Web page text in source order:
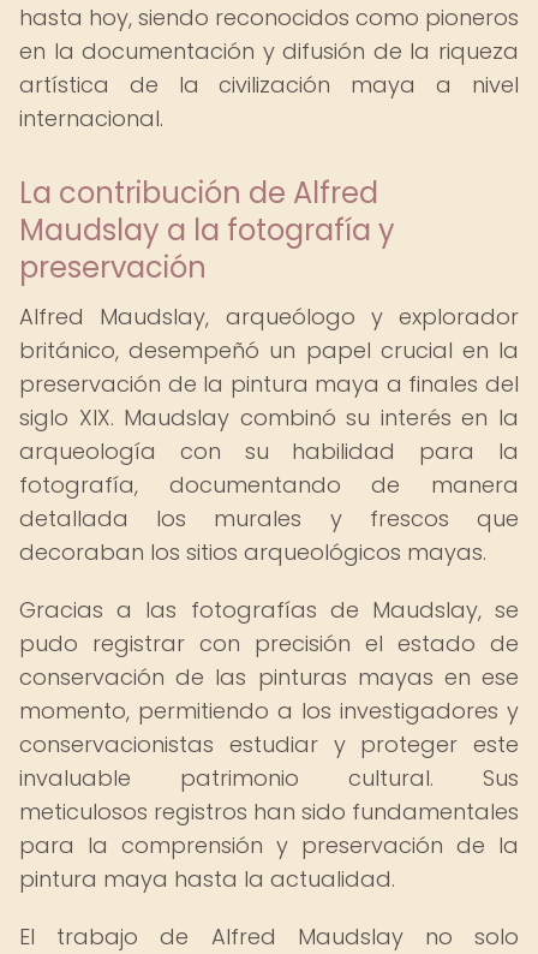
hasta hoy, siendo reconocidos como pioneros
en la documentación y difusión de la riqueza
artística de la civilización maya a nivel
internacional.
La contribución de Alfred
Maudslay a la fotografía y
preservación
Alfred Maudslay, arqueólogo y explorador
británico, desempeñó un papel crucial en la
preservación de la pintura maya a finales del
siglo XIX. Maudslay combinó su interés en la
arqueología con su habilidad para la
fotografía, documentando de manera
detallada los murales y frescos que
decoraban los sitios arqueológicos mayas.
Gracias a las fotografías de Maudslay, se
pudo registrar con precisión el estado de
conservación de las pinturas mayas en ese
momento, permitiendo a los investigadores y
conservacionistas estudiar y proteger este
invaluable patrimonio cultural. Sus
meticulosos registros han sido fundamentales
para la comprensión y preservación de la
pintura maya hasta la actualidad.
El trabajo de Alfred Maudslay no solo